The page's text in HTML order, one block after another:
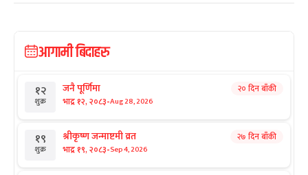
आगामी बिदाहरु
१२
शुक्र
जनै पूर्णिमा
भाद्र १२, २०८३-Aug 28, 2026
२० दिन बाँकी
१९
शुक्र
श्रीकृष्ण जन्माष्टमी व्रत
भाद्र १९, २०८३-Sep 4, 2026
२७ दिन बाँकी